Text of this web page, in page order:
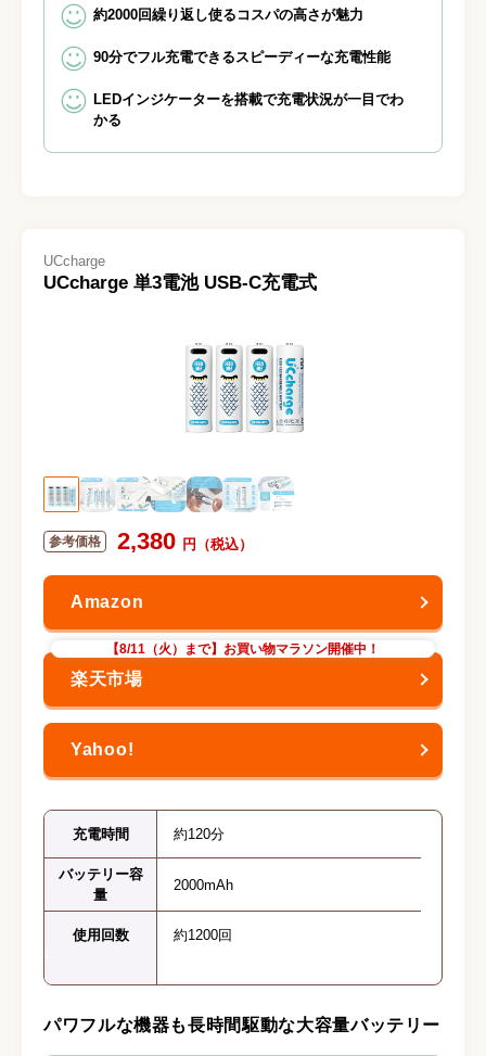
約2000回繰り返し使るコスパの高さが魅力
90分でフル充電できるスピーディーな充電性能
LEDインジケーターを搭載で充電状況が一目でわ
かる
UCcharge
UCcharge 単3電池 USB-C充電式
2,380
【8/11（火）まで】お買い物マラソン開催中！
充電時間 約120分
バッテリー容
量
2000mAh
使用回数 約1200回
パワフルな機器も長時間駆動な大容量バッテリー